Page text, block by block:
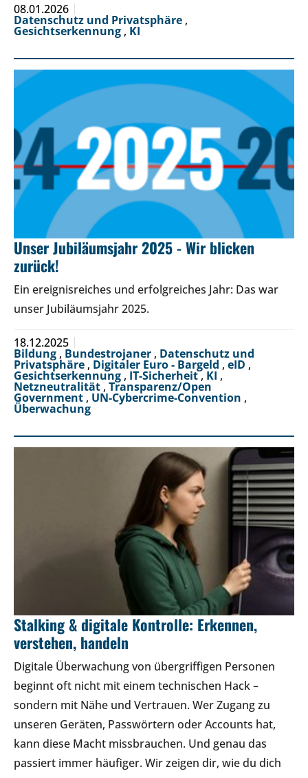
08.01.2026
Datenschutz und Privatsphäre ,
Gesichtserkennung , KI
Unser Jubiläumsjahr 2025 - Wir blicken
zurück!
Ein ereignisreiches und erfolgreiches Jahr: Das war
unser Jubiläumsjahr 2025.
18.12.2025
Bildung , Bundestrojaner , Datenschutz und
Privatsphäre , Digitaler Euro - Bargeld , eID ,
Gesichtserkennung , IT-Sicherheit, KI ,
Netzneutralität , Transparenz/Open
Government , UN-Cybercrime-Convention ,
Überwachung
Stalking & digitale Kontrolle: Erkennen,
verstehen, handeln
Digitale Überwachung von übergriffigen Personen
beginnt oft nicht mit einem technischen Hack –
sondern mit Nähe und Vertrauen. Wer Zugang zu
unseren Geräten, Passwörtern oder Accounts hat,
kann diese Macht missbrauchen. Und genau das
passiert immer häufiger. Wir zeigen dir, wie du dich